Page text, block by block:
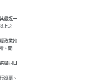
最近一
上之
政黨推
、開
舉同日
投票、